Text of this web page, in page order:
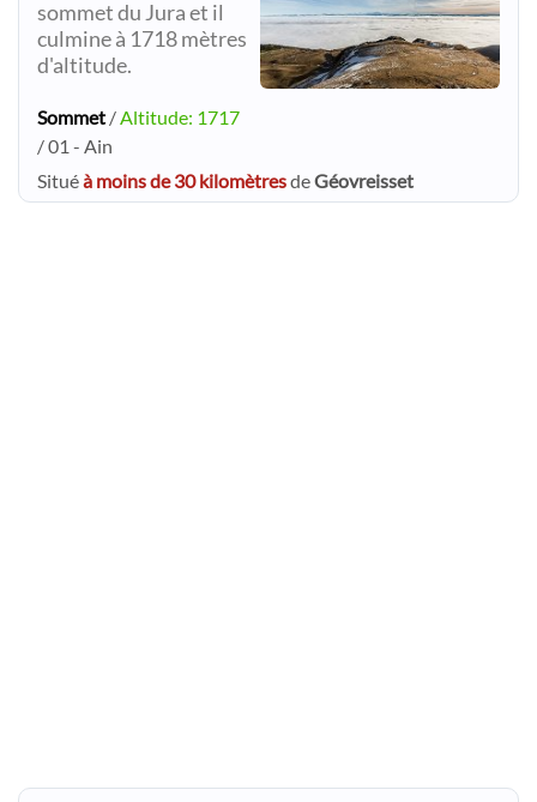
sommet du Jura et il
culmine à 1718 mètres
d'altitude.
Sommet /Altitude: 1717
/ 01 - Ain
Situéà moins de 30 kilomètresdeGéovreisset